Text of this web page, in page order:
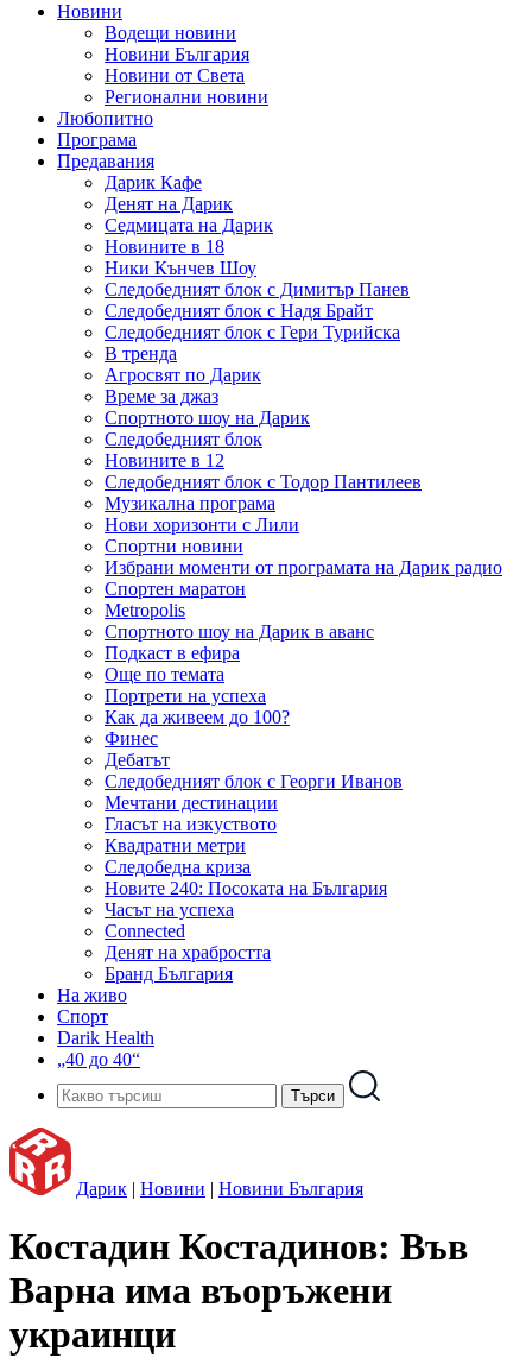
Новини
Водещи новини
Новини България
Новини от Света
Регионални новини
Любопитно
Програма
Предавания
Дарик Кафе
Денят на Дарик
Седмицата на Дарик
Новините в 18
Ники Кънчев Шоу
Следобедният блок с Димитър Панев
Следобедният блок с Надя Брайт
Следобедният блок с Гери Турийска
В тренда
Агросвят по Дарик
Време за джаз
Спортното шоу на Дарик
Следобедният блок
Новините в 12
Следобедният блок с Тодор Пантилеев
Музикална програма
Нови хоризонти с Лили
Спортни новини
Избрани моменти от програмата на Дарик радио
Спортен маратон
Metropolis
Спортното шоу на Дарик в аванс
Подкаст в ефира
Още по темата
Портрети на успеха
Как да живеем до 100?
Финес
Дебатът
Следобедният блок с Георги Иванов
Мечтани дестинации
Гласът на изкуството
Квадратни метри
Следобедна криза
Новите 240: Посоката на България
Часът на успеха
Connected
Денят на храбростта
Бранд България
На живо
Спорт
Darik Health
„40 до 40“
Дарик | Новини | Новини България
Костадин Костадинов: Във
Варна има въоръжени
украинци